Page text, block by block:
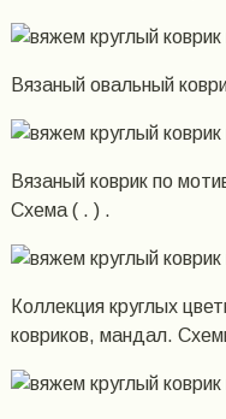
Вязаный овальный
Вязаный коврик по
Схема ( . ) .
Коллекция круглых
ковриков, мандал.